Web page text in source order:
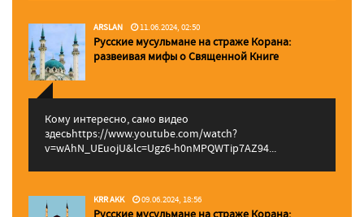
ARSLAN 11.06.2024, 02:50
Русские мусульмане на страже Корана:
pазвеивая мифы о Священной Книге
Кому интересно, само видео
здесьhttps://www.youtube.com/watch?
v=wAhN_UEuojU&lc=Ugz6-h0nMPQWTip7AZ94...
KRR AKK 09.06.2024, 18:56
Русские мусульмане на страже Корана: